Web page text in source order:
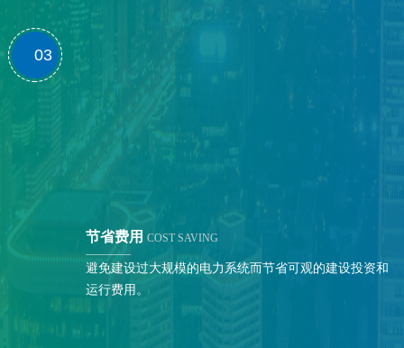
03
节省费用 COST SAVING
避免建设过大规模的电力系统而节省可观的建设投资和
运行费用。